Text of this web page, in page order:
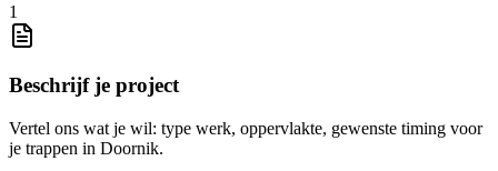
1
Beschrijf je project
Vertel ons wat je wil: type werk, oppervlakte, gewenste timing voor
je trappen in Doornik.